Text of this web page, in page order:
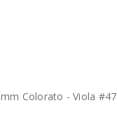
Colorato - Viola #47